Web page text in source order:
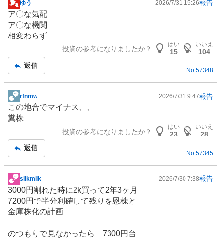
掲
示
板
記
ゆう 2026/7/31 15:26報告
ア〇な気配
ア〇な機関
相変わらず
投資の参考になりましたか？
はい
15
いいえ
104
返信
No.57348
掲
示
板
rfnmw 2026/7/31 9:47報告
この地合でマイナス、、
糞株
投資の参考になりましたか？
はい
23
いいえ
28
返信
No. 57345
掲
示
板
記
silkmilk 2026/7/30 7:38報告
3000円割れた時に2k買って2年3ヶ月
7200円で半分利確して残りを恩株と
金庫株化の計画
のつもりで見なかったら 7300円台